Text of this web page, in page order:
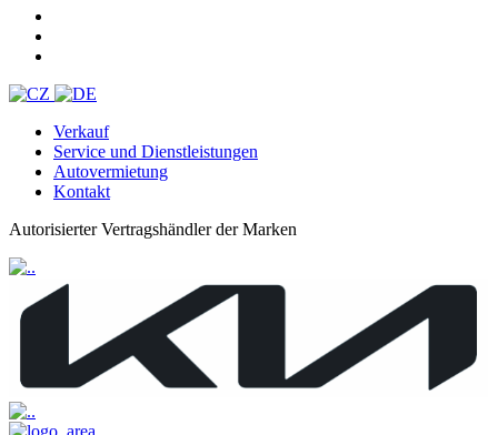
Verkauf
Service und Dienstleistungen
Autovermietung
Kontakt
Autorisierter Vertragshändler der Marken